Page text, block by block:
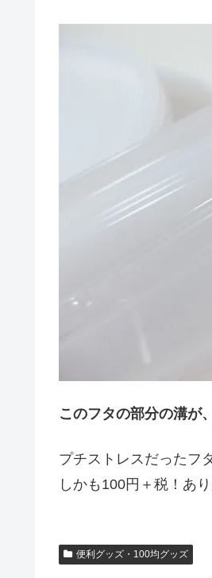
このフタの部分の溝が
プチストレスだったフ
しかも100円＋税！あ
便利グッズ・100均グッズ